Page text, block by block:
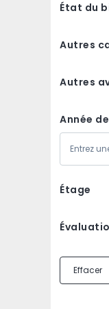
État du
Autres
Autres
Année
Étage
Effacer